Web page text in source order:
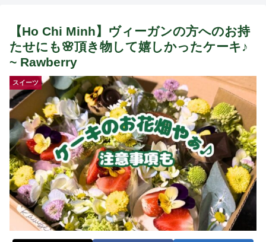
【Ho Chi Minh】ヴィーガンの方へのお持
たせにも🌸頂き物して嬉しかったケーキ♪
~ Rawberry
スイーツ